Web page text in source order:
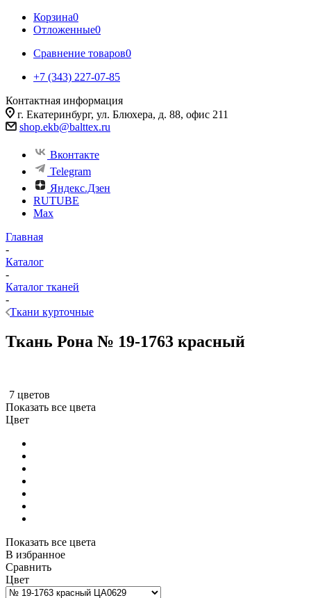
Корзина0
Отложенные0
Сравнение товаров0
+7 (343) 227-07-85
Контактная информация
г. Екатеринбург, ул. Блюхера, д. 88, офис 211
shop.ekb@balttex.ru
Вконтакте
Telegram
Яндекс.Дзен
RUTUBE
Max
Главная
-
Каталог
-
Каталог тканей
-
Ткани курточные
Ткань Рона № 19-1763 красный
7 цветов
Показать все цвета
Цвет
Показать все цвета
В избранное
Сравнить
Цвет